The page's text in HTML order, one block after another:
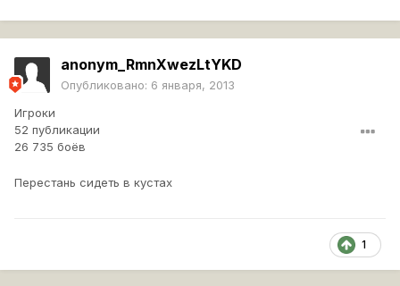
anonym_RmnXwezLtYKD
Опубликовано: 6 января, 2013
Игроки
52 публикации
26 735 боёв
Перестань сидеть в кустах
1